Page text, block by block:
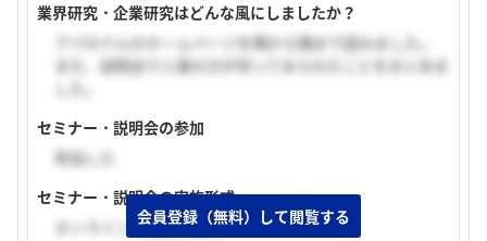
業界研究・企業研究はどんな風にしましたか？
アパホテルのホームページを隅から隅まで読みました。
また、説明会で人事の方が仰っておられたことをまとめま
セミナー・説明会の参加
参加した
セミナー・説明会の実施形式
オンライン（顔出し無し）
会員登録（無料）して閲覧する